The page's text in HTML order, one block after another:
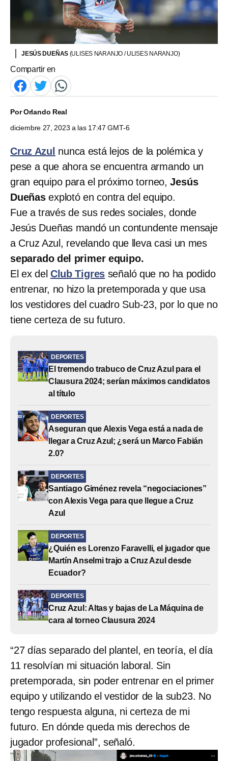
JESÚS DUEÑAS (ULISES NARANJO / ULISES NARANJO)
Compartir en
PorOrlando Real
diciembre 27, 2023 a las 17:47 GMT-6
Cruz Azul nunca está lejos de la polémica y
pese a que ahora se encuentra armando un
gran equipo para el próximo torneo,Jesús
Dueñasexplotó en contra del equipo.
Fue a través de sus redes sociales, donde
Jesús Dueñas mandó un contundente mensaje
a Cruz Azul, revelando que lleva casi un mes
separado del primer equipo.
El ex del Club Tigres señaló que no ha podido
entrenar, no hizo la pretemporada y que usa
los vestidores del cuadro Sub-23, por lo que no
tiene certeza de su futuro.
DEPORTES
El tremendo trabuco de Cruz Azul para el
Clausura 2024; serían máximos candidatos
al título
DEPORTES
Aseguran que Alexis Vega está a nada de
llegar a Cruz Azul; ¿será un Marco Fabián
2.0?
DEPORTES
Santiago Giménez revela “negociaciones”
con Alexis Vega para que llegue a Cruz
Azul
DEPORTES
¿Quién es Lorenzo Faravelli, el jugador que
Martín Anselmi trajo a Cruz Azul desde
Ecuador?
DEPORTES
Cruz Azul: Altas y bajas de La Máquina de
cara al torneo Clausura 2024
“27 días separado del plantel, en teoría, el día
11 resolvían mi situación laboral. Sin
pretemporada, sin poder entrenar en el primer
equipo y utilizando el vestidor de la sub23. No
tengo respuesta alguna, ni certeza de mi
futuro. En dónde queda mis derechos de
jugador profesional”, señaló.